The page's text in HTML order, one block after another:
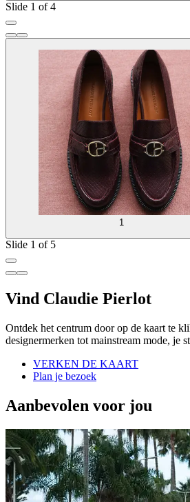
Slide 1 of 4
1
Slide 1 of 5
Vind Claudie Pierlot
Ontdek het centrum door op de kaart te
designermerken tot mainstream mode, je
VERKEN DE KAART
Plan je bezoek
Aanbevolen voor jou